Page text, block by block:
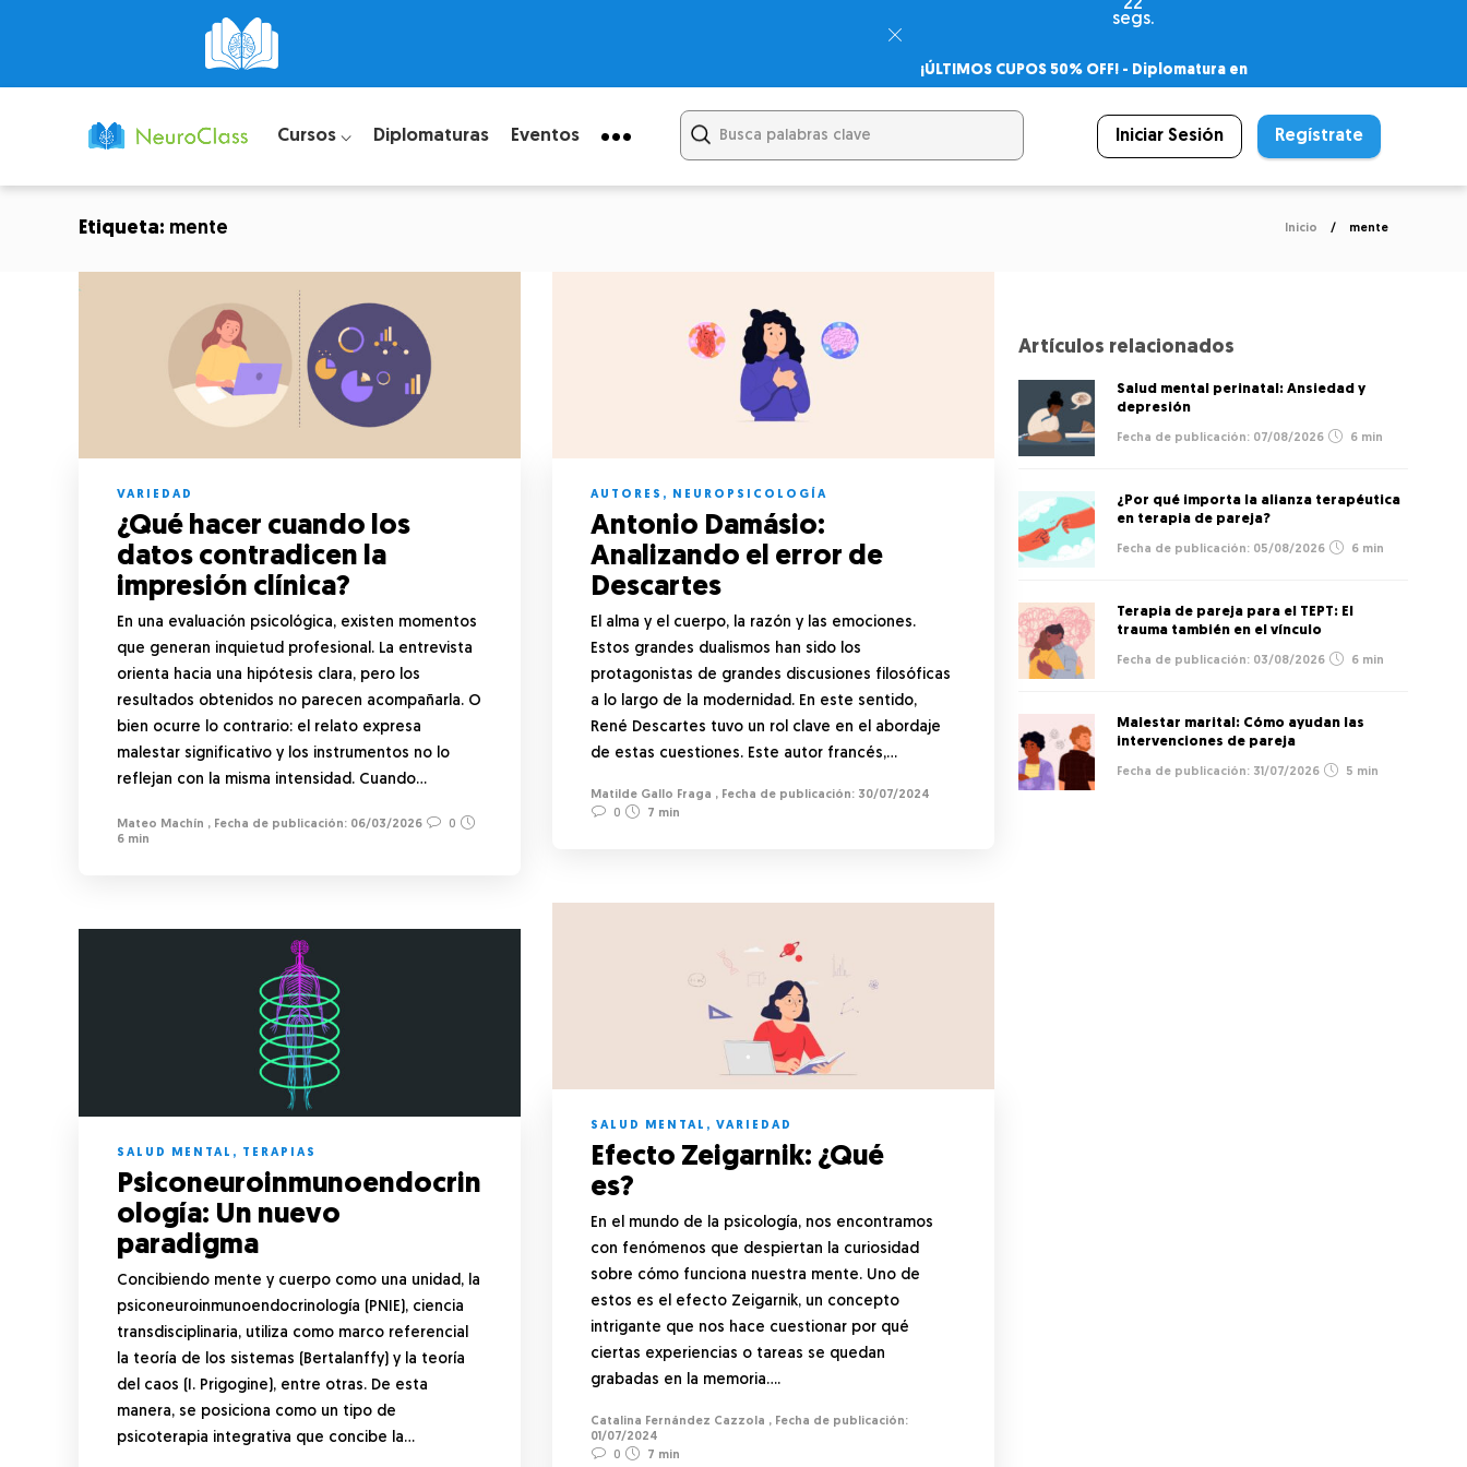
21
segs.
¡ÚLTIMOS CUPOS 50% OFF! - Diplomatura en
– Certificado Universitario
Cursos ⌵ Diplomaturas Eventos Iniciar Sesión Regístrate
Etiqueta: mente Inicio mente
VARIEDAD
¿Qué hacer cuando los
datos contradicen la
impresión clínica?
En una evaluación psicológica, existen momentos
que generan inquietud profesional. La entrevista
orienta hacia una hipótesis clara, pero los
resultados obtenidos no parecen acompañarla. O
bien ocurre lo contrario: el relato expresa
malestar significativo y los instrumentos no lo
reflejan con la misma intensidad. Cuando…
Mateo Machín , 06/03/2026
0
6 min
AUTORES , NEUROPSICOLOGÍA
Antonio Damásio:
Analizando el error de
Descartes
El alma y el cuerpo, la razón y las emociones.
Estos grandes dualismos han sido los
protagonistas de grandes discusiones filosóficas
a lo largo de la modernidad. En este sentido,
René Descartes tuvo un rol clave en el abordaje
de estas cuestiones. Este autor francés,…
Matilde Gallo Fraga ,
30/07/2024
0
7 min
SALUD MENTAL , VARIEDAD
Efecto Zeigarnik: ¿Qué
es?
En el mundo de la psicología, nos encontramos
con fenómenos que despiertan la curiosidad
sobre cómo funciona nuestra mente. Uno de
estos es el efecto Zeigarnik, un concepto
intrigante que nos hace cuestionar por qué
ciertas experiencias o tareas se quedan
grabadas en la memoria….
Catalina Fernández Cazzola ,
01/07/2024
0
7 min
SALUD MENTAL , TERAPIAS
Psiconeuroinmunoendocrin
ología: Un nuevo
paradigma
Concibiendo mente y cuerpo como una unidad, la
psiconeuroinmunoendocrinología (PNIE), ciencia
transdisciplinaria, utiliza como marco referencial
la teoría de los sistemas (Bertalanffy) y la teoría
del caos (I. Prigogine), entre otras. De esta
manera, se posiciona como un tipo de
psicoterapia integrativa que concibe la…
Artículos relacionados
Salud mental perinatal: Ansiedad y
depresión
07/08/2026 6 min
¿Por qué importa la alianza terapéutica
en terapia de pareja?
05/08/2026 6 min
Terapia de pareja para el TEPT: El
trauma también en el vínculo
03/08/2026 6 min
Malestar marital: Cómo ayudan las
intervenciones de pareja
31/07/2026 5 min